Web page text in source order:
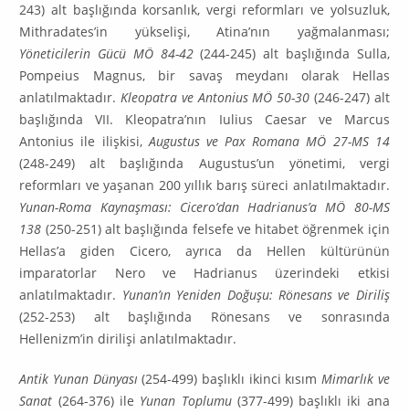
243) alt başlığında korsanlık, vergi reformları ve yolsuzluk,
Mithradates’in yükselişi, Atina’nın yağmalanması;
Yöneticilerin Gücü MÖ 84-42(244-245) alt başlığında Sulla,
Pompeius Magnus, bir savaş meydanı olarak Hellas
anlatılmaktadır.Kleopatra ve Antonius MÖ 50-30(246-247) alt
başlığında VII. Kleopatra’nın Iulius Caesar ve Marcus
Antonius ile ilişkisi,Augustus ve Pax Romana MÖ 27-MS 14
(248-249) alt başlığında Augustus’un yönetimi, vergi
reformları ve yaşanan 200 yıllık barış süreci anlatılmaktadır.
Yunan-Roma Kaynaşması: Cice­ro’dan Hadrianus’a MÖ 80-MS
138 (250-251) alt başlığında felsefe ve hitabet öğrenmek için
Hellas’a giden Cicero, ayrıca da Hellen kültürünün
imparatorlar Nero ve Hadrianus üzerindeki etkisi
anlatılmaktadır. Yunan’ın Yeniden Doğuşu: Rönesans ve Diriliş
(252-253) alt başlığında Rö­nesans ve sonrasında
Hellenizm’in dirilişi anlatılmakta­dır.
Antik Yunan Dünyası(254-499) başlıklı ikinci kısımMimarlık ve
Sanat (264-376) ile Yunan Toplumu (377-499) başlıklı iki ana